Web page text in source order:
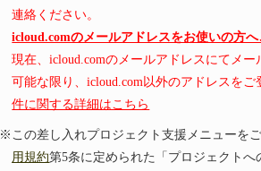
連絡ください。
icloud.comのメールアドレスをお使いの方
現在、icloud.comのメールアドレスにてメー
可能な限り、icloud.com以外のアドレスを
件に関する詳細はこちら
※この差し入れプロジェクト支援メニューをご
用規約第5条に定められた「プロジェクトへ